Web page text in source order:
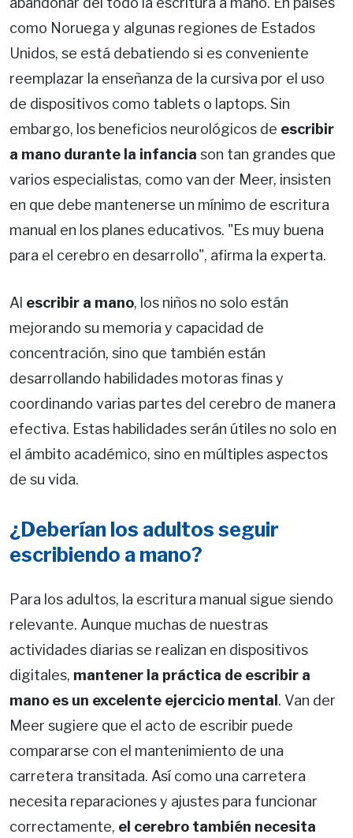
como Noruega y algunas regiones de Estados
Unidos, se está debatiendo si es conveniente
reemplazar la enseñanza de la cursiva por el uso
de dispositivos como tablets o laptops. Sin
embargo, los beneficios neurológicos de escribir
a mano durante la infancia son tan grandes que
varios especialistas, como van der Meer, insisten
en que debe mantenerse un mínimo de escritura
manual en los planes educativos. "Es muy buena
para el cerebro en desarrollo", afirma la experta.
Al escribir a mano, los niños no solo están
mejorando su memoria y capacidad de
concentración, sino que también están
desarrollando habilidades motoras finas y
coordinando varias partes del cerebro de manera
efectiva. Estas habilidades serán útiles no solo en
el ámbito académico, sino en múltiples aspectos
de su vida.
¿Deberían los adultos seguir
escribiendo a mano?
Para los adultos, la escritura manual sigue siendo
relevante. Aunque muchas de nuestras
actividades diarias se realizan en dispositivos
digitales, mantener la práctica de escribir a
mano es un excelente ejercicio mental . Van der
Meer sugiere que el acto de escribir puede
compararse con el mantenimiento de una
carretera transitada. Así como una carretera
necesita reparaciones y ajustes para funcionar
correctamente, el cerebro también necesita